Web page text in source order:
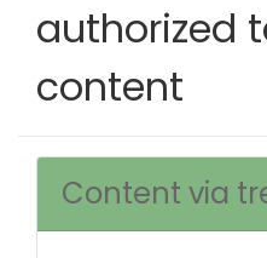
authorized
content
Content via